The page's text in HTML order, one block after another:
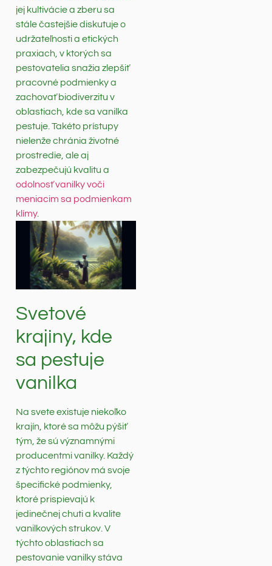
jej kultivácie a zberu sa
stále častejšie diskutuje o
udržateľnosti a etických
praxiach, v ktorých sa
pestovatelia snažia zlepšiť
pracovné podmienky a
zachovať biodiverzitu v
oblastiach, kde sa vanilka
pestuje. Takéto prístupy
nielenže chránia životné
prostredie, ale aj
zabezpečujú kvalitu a
odolnosť vanilky voči
meniacim sa podmienkam
klímy.
Svetové
krajiny, kde
sa pestuje
vanilka
Na svete existuje niekoľko
krajín, ktoré sa môžu pýšiť
tým, že sú významnými
producentmi vanilky. Každý
z týchto regiónov má svoje
špecifické podmienky,
ktoré prispievajú k
jedinečnej chuti a kvalite
vanilkových strukov. V
týchto oblastiach sa
pestovanie vanilky stáva